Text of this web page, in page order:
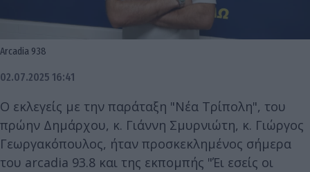
Arcadia 938
02.07.2025 16:41
Ο εκλεγείς με την παράταξη "Νέα Τρίπολη", του
πρώην Δημάρχου, κ. Γιάννη Σμυρνιώτη, κ. Γιώργος
Γεωργακόπουλος, ήταν προσκεκλημένος σήμερα
του arcadia 93.8 και της εκπομπής "Έι εσείς οι